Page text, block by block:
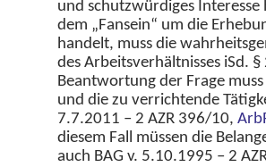
und schutzwürdiges Interesse
dem „Fansein“ um die
handelt, muss die
des Arbeitsverhältnisses iSd.
Beantwortung der Frage
und die zu verrichtende
7.7.2011 – 2 AZR 396/10,
diesem Fall müssen die
auch BAG v. 5.10.1995 – 2